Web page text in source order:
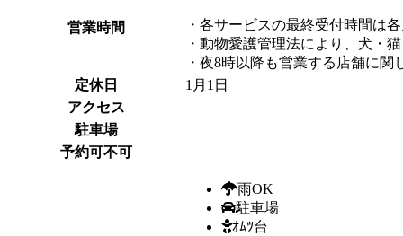
営業時間
・各サービスの最終受付時間は
・動物愛護管理法により、犬・
・夜8時以降も営業する店舗に
定休日
1月1日
アクセス
駐車場
予約可不可
雨OK
駐車場
ｵﾑﾂ台